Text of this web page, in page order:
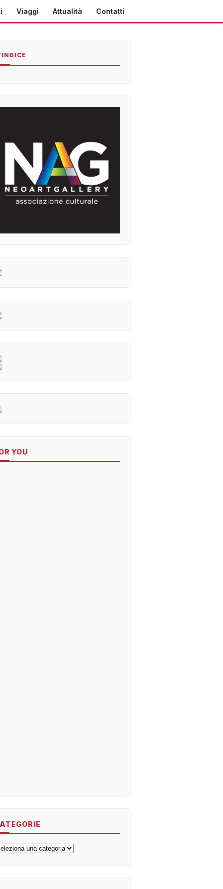
Viaggi Attualità Contatti
INDICE
YOU